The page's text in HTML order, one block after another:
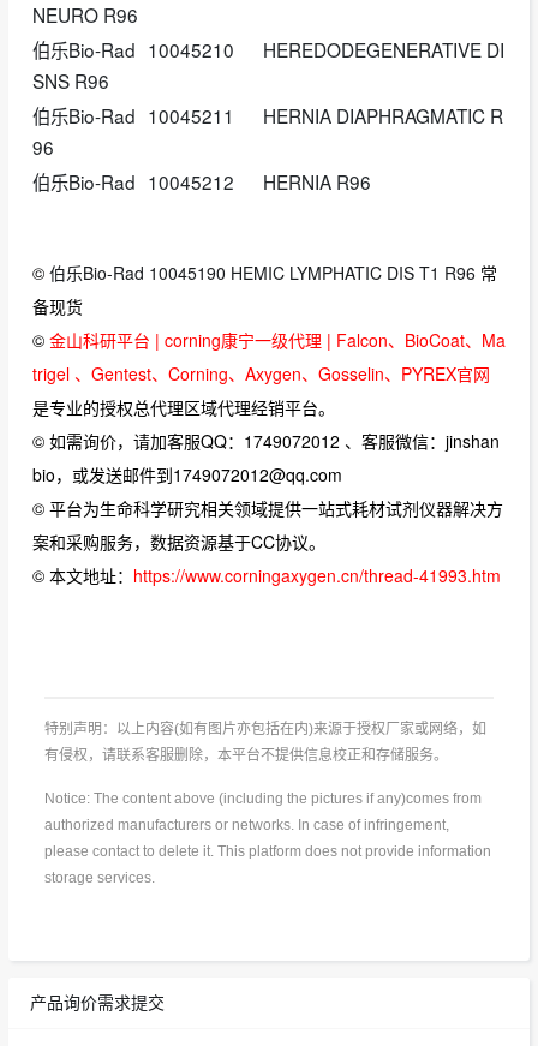
NEURO R96
伯乐Bio-Rad 10045210
HEREDODEGENERATIVE DI
SNS R96
伯乐Bio-Rad 10045211
HERNIA DIAPHRAGMATIC R
96
伯乐Bio-Rad 10045212 HERNIA R96
© 伯乐Bio-Rad 10045190 HEMIC LYMPHATIC DIS T1 R96 常
备现货
© 金山科研平台 | corning康宁一级代理 | Falcon、BioCoat、Ma
trigel 、Gentest、Corning、Axygen、Gosselin、PYREX官网
是专业的授权总代理区域代理经销平台。
© 如需询价，请加客服QQ：1749072012 、客服微信：jinshan
bio，或发送邮件到1749072012@qq.com
© 平台为生命科学研究相关领域提供一站式耗材试剂仪器解决方
案和采购服务，数据资源基于CC协议。
© 本文地址： https://www.corningaxygen.cn/thread-41993.htm
特别声明：以上内容(如有图片亦包括在内)来源于授权厂家或网络，如
有侵权，请联系客服删除，本平台不提供信息校正和存储服务。
Notice: The content above (including the pictures if any)comes from
authorized manufacturers or networks. In case of infringement,
please contact to delete it. This platform does not provide information
storage services.
产品询价需求提交